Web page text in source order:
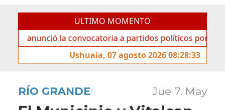
ULTIMO MOMENTO
la convocatoria a partidos políticos por «ficha
Ushuaia, 07 agosto 2026 08:28:33
RÍO GRANDE Jue 7. May